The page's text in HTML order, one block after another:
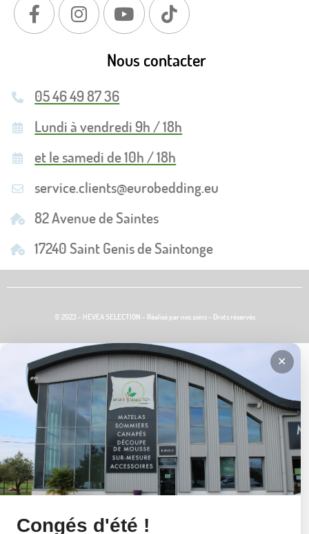
Nous contacter
05 46 49 87 36
Lundi à vendredi 9h / 18h
et le samedi de 10h / 18h
service.clients@eurobedding.eu
82 Avenue de Saintes
17240 Saint Genis de Saintonge
© 2023 - HEVEA SELECTION - Réalisé par nos soins - Drots réservés
Congés d'été !
✕